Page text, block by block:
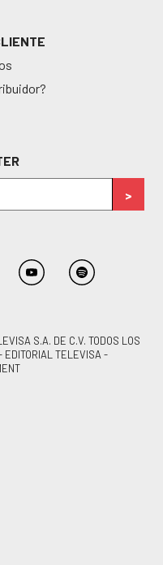
S.A. DE C.V. TODOS LOS
EDITORIAL TELEVISA -